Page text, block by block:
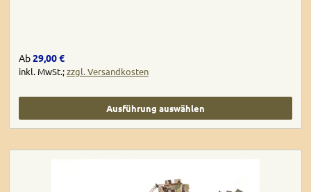
Regulärer Preis:
Ab29,00 €
inkl. MwSt.;zzgl. Versandkosten
Ausführung auswählen